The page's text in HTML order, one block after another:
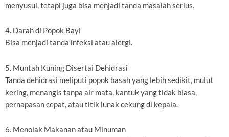
menyusui, tetapi juga bisa menjadi tanda masalah serius.
4. Darah di Popok Bayi
Bisa menjadi tanda infeksi atau alergi.
5. Muntah Kuning Disertai Dehidrasi
Tanda dehidrasi meliputi popok basah yang lebih sedikit, mulut
kering, menangis tanpa air mata, kantuk yang tidak biasa,
pernapasan cepat, atau titik lunak cekung di kepala.
6. Menolak Makanan atau Minuman